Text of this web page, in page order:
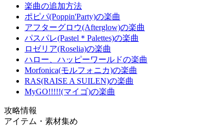
楽曲の追加方法
ポピパ(Poppin'Party)の楽曲
アフターグロウ(Afterglow)の楽曲
パスパレ(Pastel＊Palettes)の楽曲
ロゼリア(Roselia)の楽曲
ハロー、ハッピーワールドの楽曲
Morfonica(モルフォニカ)の楽曲
RAS(RAISE A SUILEN)の楽曲
MyGO!!!!!(マイゴ)の楽曲
攻略情報
アイテム・素材集め